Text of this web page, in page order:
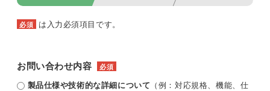
必須 は入力必須項目です。
お問い合わせ内容 必須
製品仕様や技術的な詳細について （例：対応規格、機能、仕